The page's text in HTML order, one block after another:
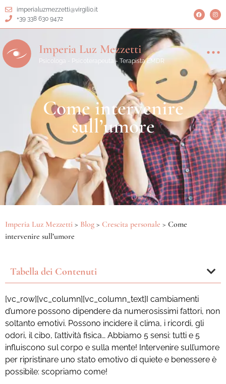
imperialuzmezzetti@virgilio.it
+39 338 630 9472
Imperia Luz Mezzetti
Psicologa - Psicoterapeuta - Terapista EMDR
Come intervenire
sull’umore
Imperia Luz Mezzetti > Blog > Crescita personale > Come
intervenire sull’umore
Tabella dei Contenuti
[vc_row][vc_column][vc_column_text]I cambiamenti
d’umore possono dipendere da numerosissimi fattori, non
soltanto emotivi. Possono incidere il clima, i ricordi, gli
odori, il cibo, l’attività fisica… Abbiamo 5 sensi: tutti e 5
influiscono sul corpo e sulla mente! Intervenire sull’umore
per ripristinare uno stato emotivo di quiete e benessere è
possibile: scopriamo come!